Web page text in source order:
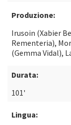
Produzione:
Irusoin (Xabier
Rementeria),
(Gemma Vidal),
Durata:
101'
Lingua: